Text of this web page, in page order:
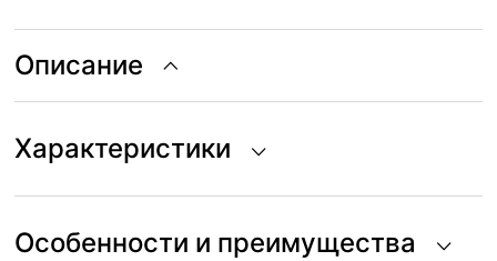
Описание
Характеристики
Особенности и преимущества